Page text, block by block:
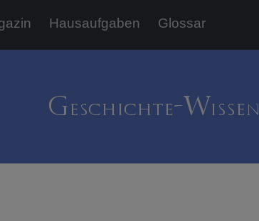
Hausaufgaben Glossar